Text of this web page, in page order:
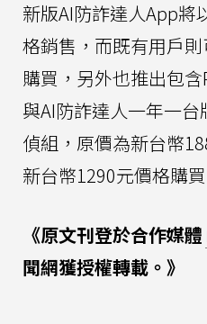
新版AI防詐達人App將
格銷售，而既有用戶
購買，另外也推出包
與AI防詐達人一年一
偵組，原價為新台幣
新台幣1290元價格購買
《原文刊登於合作媒體
聞網獲授權轉載。》